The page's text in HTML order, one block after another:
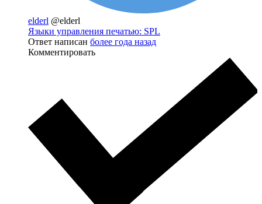
elderl @elderl
Языки управления печатью: SPL
Ответ написан более года назад
Комментировать